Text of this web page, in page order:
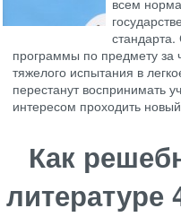
всем
программы по предмету за
тяжелого испытания в
перестанут воспринимать
интересом проходить
Как
литературе